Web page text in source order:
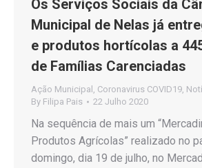
Os Serviços Sociais da
Municipal de Nelas já
e produtos hortícolas a
de Famílias Carenciadas
Ação Municipal , Coronavirus COVID19,
By Filipa Pais 22 Julho 2020
Na sequência de mais um
Produtos Agrícolas” realizado no
domingo, dia 19 de julho, no